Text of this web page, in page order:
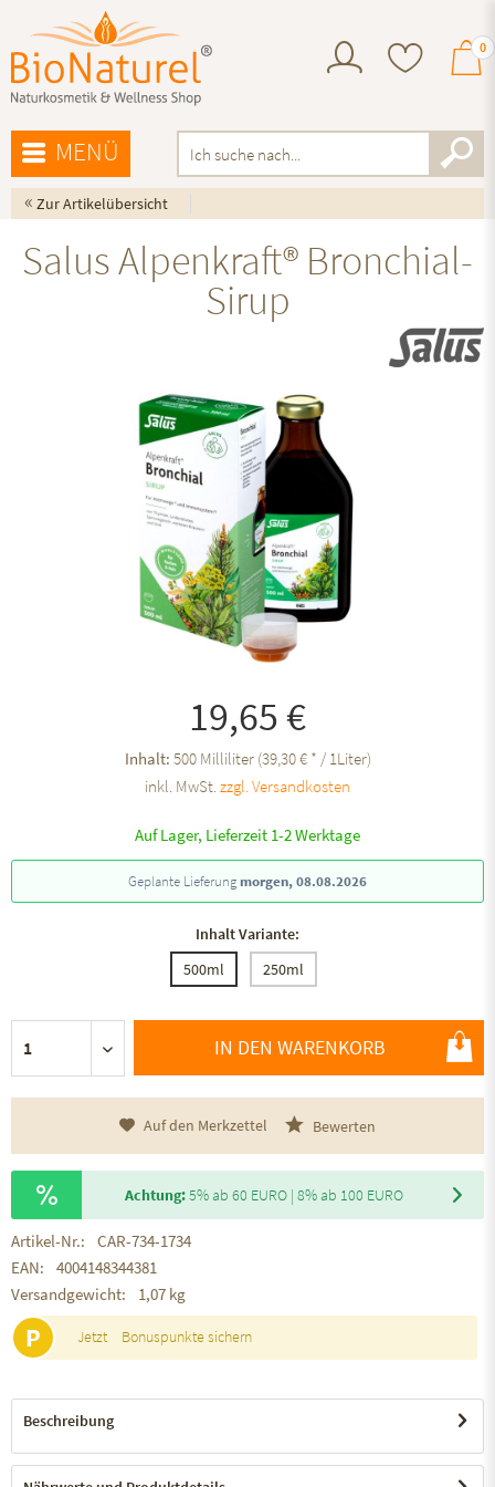
0
MENÜ
« Zur Artikelübersicht
Salus Alpenkraft® Bronchial-
Sirup
19,65 €
Inhalt: 500 Milliliter (39,30 € * / 1Liter)
inkl. MwSt.zzgl. Versandkosten
Auf Lager, Lieferzeit 1-2 Werktage
Geplante Lieferungmorgen, 08.08.2026
Inhalt Variante:
500ml
250ml
IN DEN WARENKORB
Auf den Merkzettel Bewerten
Achtung:5% ab 60 EURO | 8% ab 100 EURO
Artikel-Nr.:
CAR-734-1734
EAN:
4004148344381
Versandgewicht:
1,07 kg
P Jetzt Bonuspunkte sichern
Beschreibung